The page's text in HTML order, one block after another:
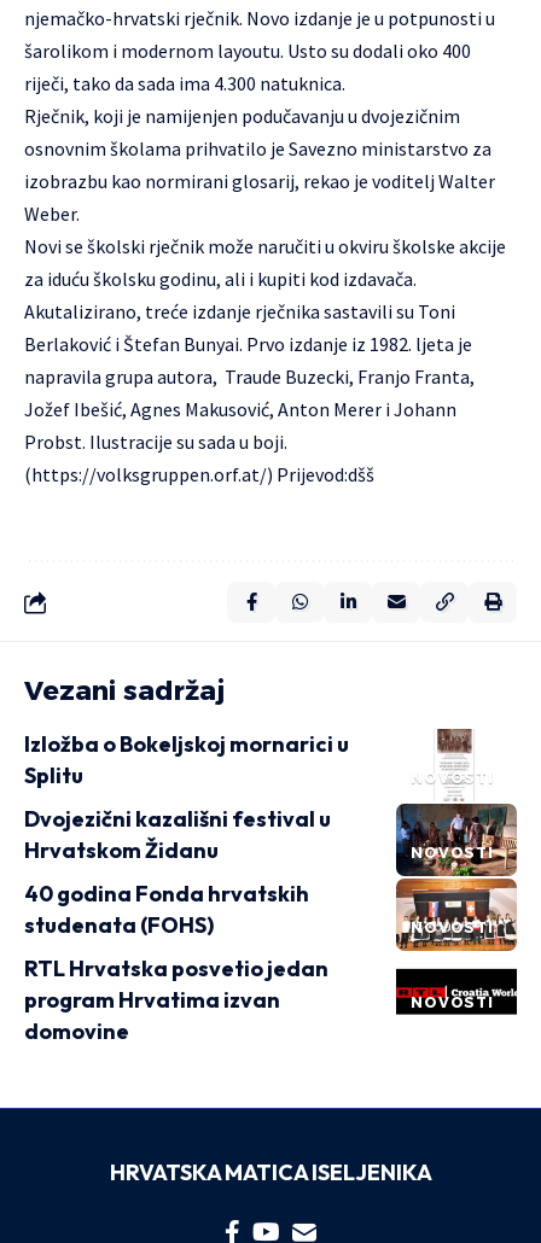
njemačko-hrvatski rječnik. Novo izdanje je u potpunosti u
šarolikom i modernom layoutu. Usto su dodali oko 400
riječi, tako da sada ima 4.300 natuknica.
Rječnik, koji je namijenjen podučavanju u dvojezičnim
osnovnim školama prihvatilo je Savezno ministarstvo za
izobrazbu kao normirani glosarij, rekao je voditelj Walter
Weber.
Novi se školski rječnik može naručiti u okviru školske akcije
za iduću školsku godinu, ali i kupiti kod izdavača.
Akutalizirano, treće izdanje rječnika sastavili su Toni
Berlaković i Štefan Bunyai. Prvo izdanje iz 1982. ljeta je
napravila grupa autora, Traude Buzecki, Franjo Franta,
Jožef Ibešić, Agnes Makusović, Anton Merer i Johann
Probst. Ilustracije su sada u boji.
(https://volksgruppen.orf.at/) Prijevod:dšš
Vezani sadržaj
NOVOSTI
Izložba o Bokeljskoj mornarici u
Splitu
NOVOSTI
Dvojezični kazališni festival u
Hrvatskom Židanu
NOVOSTI
40 godina Fonda hrvatskih
studenata (FOHS)
NOVOSTI
RTL Hrvatska posvetio jedan
program Hrvatima izvan
domovine
HRVATSKA MATICA ISELJENIKA